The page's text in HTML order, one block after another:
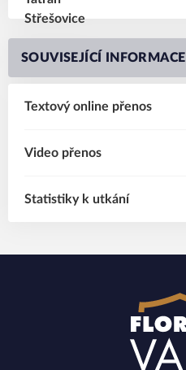
SOUVISEJÍCÍ INFORMACE
Textový online přenos
Video přenos
Statistiky k utkání